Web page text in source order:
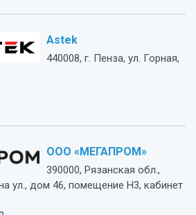
Astek
440008, г. Пенза, ул. Горная,
ООО «МЕГАПРОМ»
390000, Рязанская обл.,
ул., дом 46, помещение Н3, кабинет